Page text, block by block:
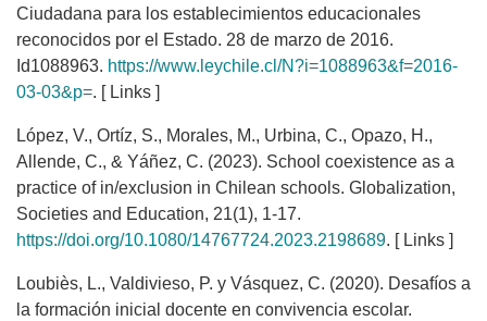
Ciudadana para los establecimientos educacionales
reconocidos por el Estado. 28 de marzo de 2016.
Id1088963. https://www.leychile.cl/N?i=1088963&f=2016-
03-03&p=. [ Links ]
López, V., Ortíz, S., Morales, M., Urbina, C., Opazo, H.,
Allende, C., & Yáñez, C. (2023). School coexistence as a
practice of in/exclusion in Chilean schools. Globalization,
Societies and Education, 21(1), 1-17.
https://doi.org/10.1080/14767724.2023.2198689. [ Links ]
Loubiès, L., Valdivieso, P. y Vásquez, C. (2020). Desafíos a
la formación inicial docente en convivencia escolar.